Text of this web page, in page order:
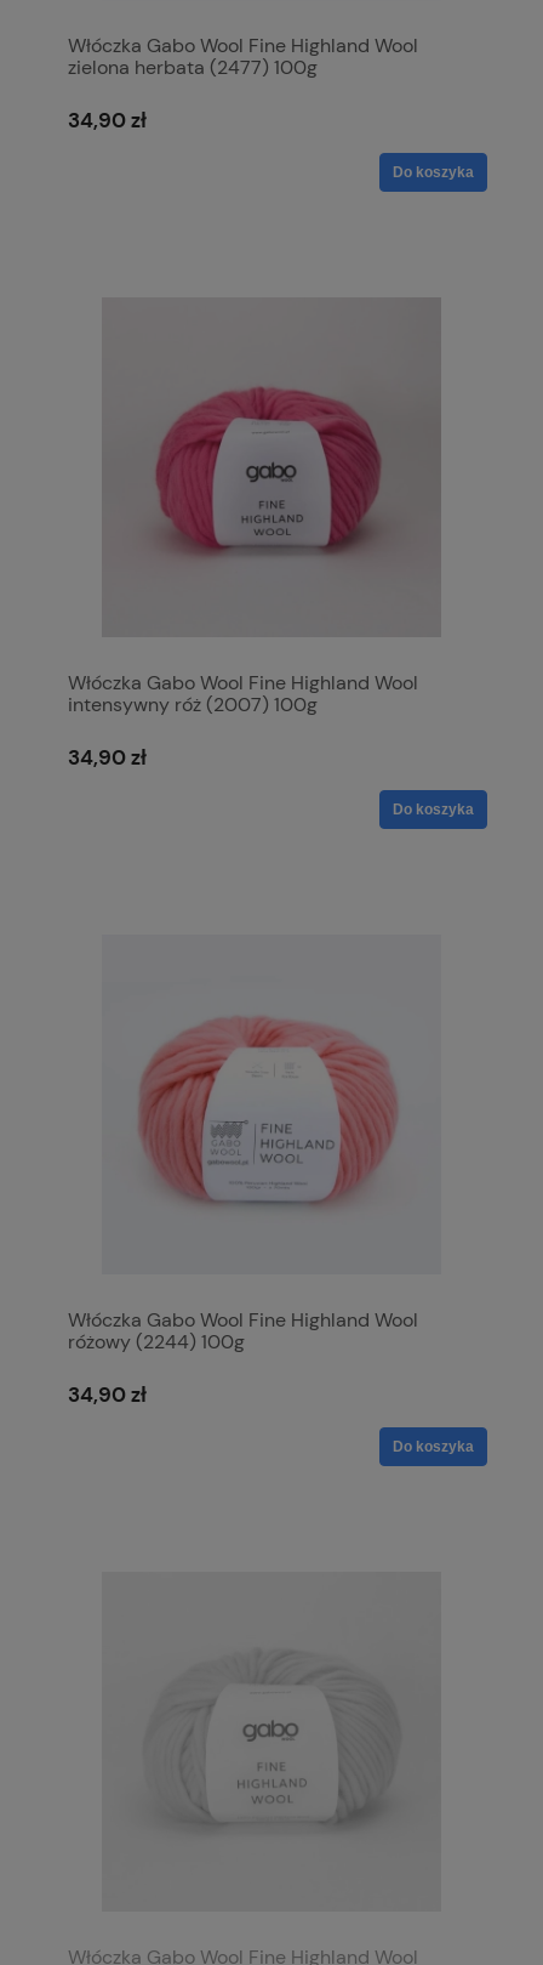
Włóczka Gabo Wool Fine Highland Wool
zielona herbata (2477) 100g
34,90 zł
Do koszyka
Włóczka Gabo Wool Fine Highland Wool
intensywny róż (2007) 100g
34,90 zł
Do koszyka
Włóczka Gabo Wool Fine Highland Wool
różowy (2244) 100g
34,90 zł
Do koszyka
Włóczka Gabo Wool Fine Highland Wool